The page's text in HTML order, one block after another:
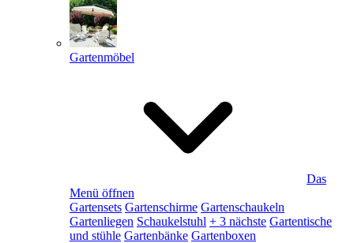
Gartenmöbel
Das
Menü öffnen
Gartensets Gartenschirme Gartenschaukeln
Gartenliegen Schaukelstuhl + 3 nächste Gartentische
und stühle Gartenbänke Gartenboxen